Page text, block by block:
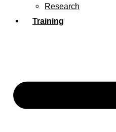
Research
Training